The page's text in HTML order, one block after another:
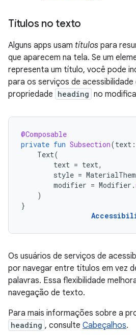
Títulos no texto
Alguns apps usam títulos para
que aparecem na tela. Se um
representa um título, você pode
para os serviços de acessibilidade
propriedade heading no
@Composable
private fun Subsection(text :
Text(
text = text,
style =
modifier = Modifier .
)
}
Os usuários de serviços de
por navegar entre títulos em vez
palavras. Essa flexibilidade
navegação de texto.
Para mais informações sobre a
heading , consulte Cabeçalhos.